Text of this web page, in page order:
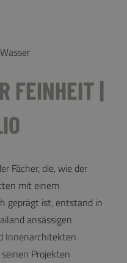
Wasser
FEINHEIT |
Fächer, die, wie der
mit einem
geprägt ist, entstand in
ansässigen
Innenarchitekten
Projekten